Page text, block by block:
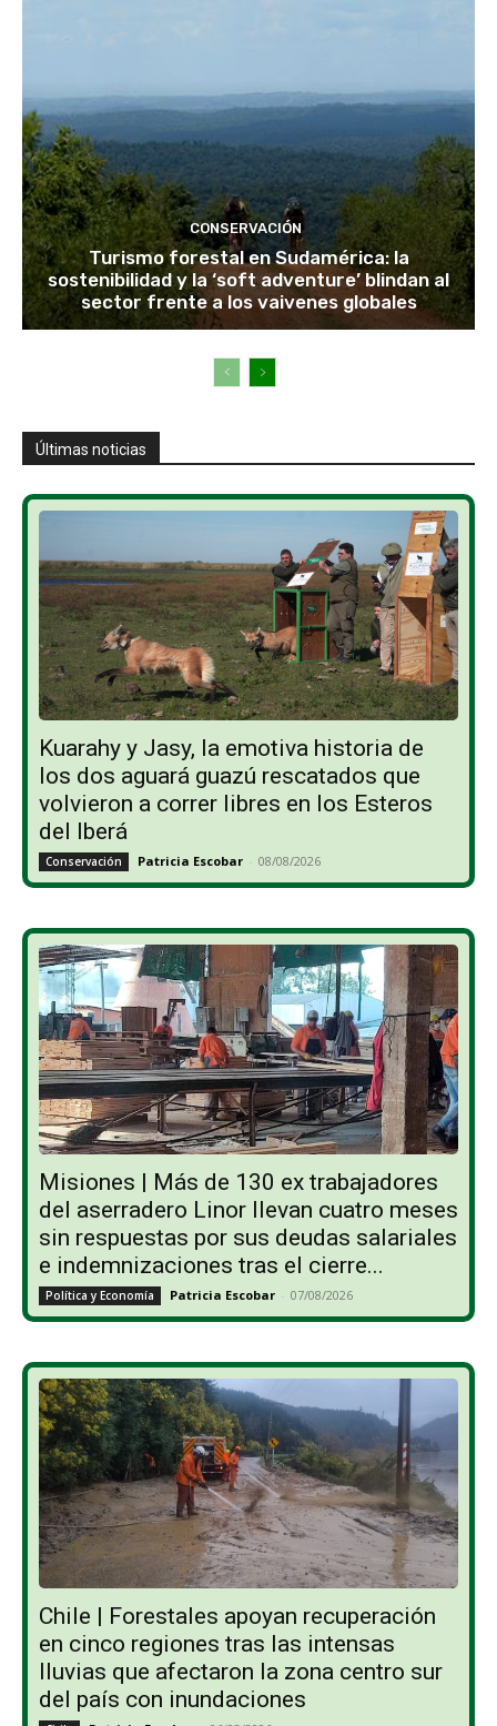
CONSERVACIÓN
Turismo forestal en Sudamérica: la
sostenibilidad y la ‘soft adventure’ blindan al
sector frente a los vaivenes globales
Últimas noticias
Kuarahy y Jasy, la emotiva historia de
los dos aguará guazú rescatados que
volvieron a correr libres en los Esteros
del Iberá
Conservación Patricia Escobar - 08/08/2026
Misiones | Más de 130 ex trabajadores
del aserradero Linor llevan cuatro meses
sin respuestas por sus deudas salariales
e indemnizaciones tras el cierre...
Política y Economía Patricia Escobar - 07/08/2026
Chile | Forestales apoyan recuperación
en cinco regiones tras las intensas
lluvias que afectaron la zona centro sur
del país con inundaciones